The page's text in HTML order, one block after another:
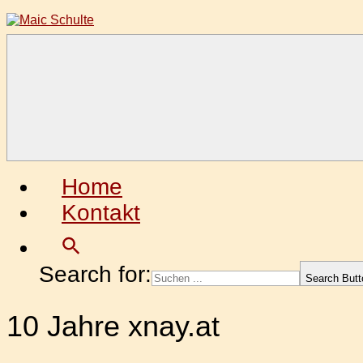
Zum
Inhalt
Home
Kontakt
Search for: Search
10 Jahre xnay.at